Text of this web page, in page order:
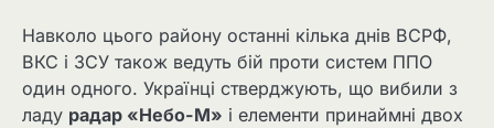
Навколо цього району останні кілька днів ВСРФ,
ВКС і ЗСУ також ведуть бій проти систем ППО
один одного. Українці стверджують, що вибили з
ладу радар «Небо-М» і елементи принаймні двох